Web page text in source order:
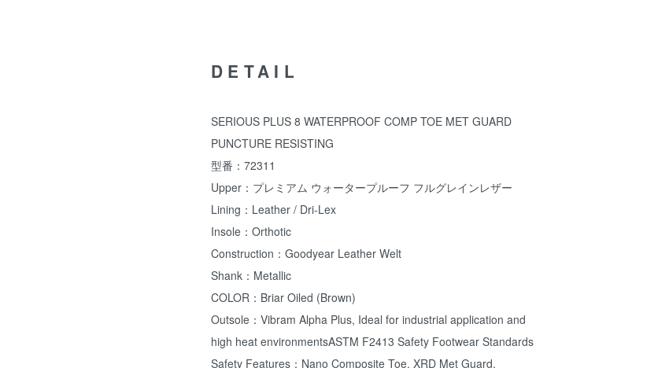
DETAIL
SERIOUS PLUS 8 WATERPROOF COMP TOE MET GUARD
PUNCTURE RESISTING
型番：72311
Upper：プレミアム ウォータープルーフ フルグレインレザー
Lining：Leather / Dri-Lex
Insole：Orthotic
Construction：Goodyear Leather Welt
Shank：Metallic
COLOR：Briar Oiled (Brown)
Outsole：Vibram Alpha Plus, Ideal for industrial application and
high heat environmentsASTM F2413 Safety Footwear Standards
Safety Features：Nano Composite Toe, XRD Met Guard,